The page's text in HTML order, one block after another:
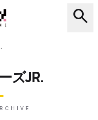
search
ズJR.